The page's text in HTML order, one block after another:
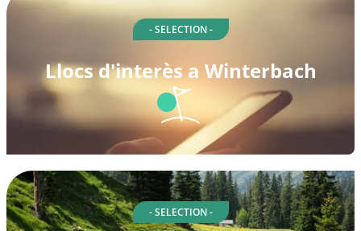
- SELECTION -
Llocs d'interès a Winterbach
- SELECTION -